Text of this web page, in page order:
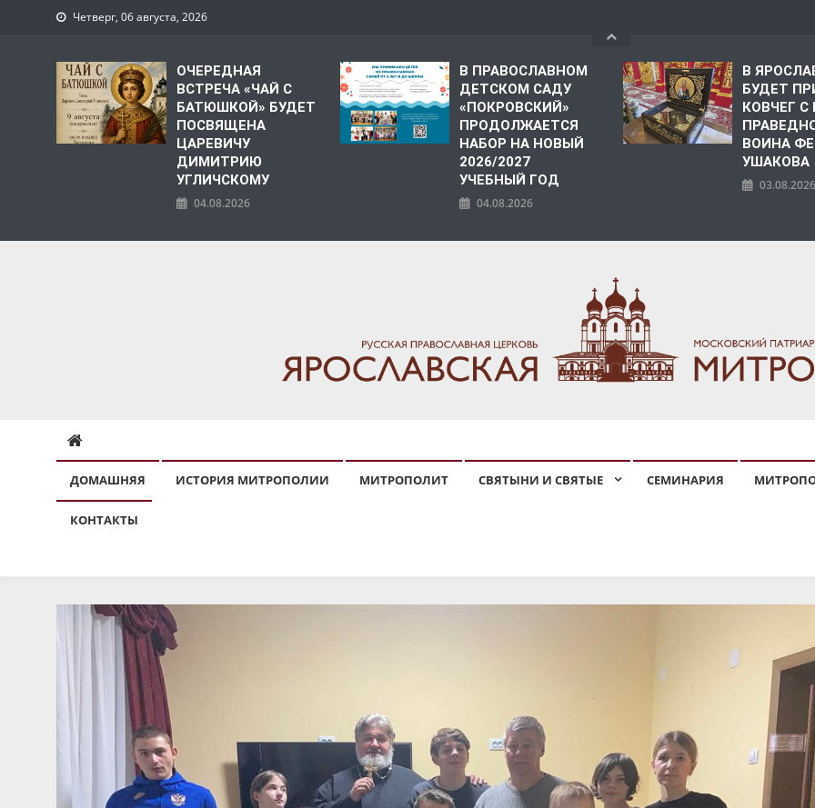
Четверг, 06 августа, 2026
ОЧЕРЕДНАЯ
ВСТРЕЧА «ЧАЙ С
БАТЮШКОЙ» БУДЕТ
ПОСВЯЩЕНА
ЦАРЕВИЧУ
ДИМИТРИЮ
УГЛИЧСКОМУ
04.08.2026
В ПРАВОСЛАВНОМ
ДЕТСКОМ САДУ
«ПОКРОВСКИЙ»
ПРОДОЛЖАЕТСЯ
НАБОР НА НОВЫЙ
2026/2027
УЧЕБНЫЙ ГОД
04.08.2026
В
БУДЕТ
КОВЧЕГ
ВОИНА
УШАКОВА
ДОМАШНЯЯ ИСТОРИЯ МИТРОПОЛИИ МИТРОПОЛИТ СВЯТЫНИ И СВЯТЫЕ СЕМИНАРИЯ
КОНТАКТЫ